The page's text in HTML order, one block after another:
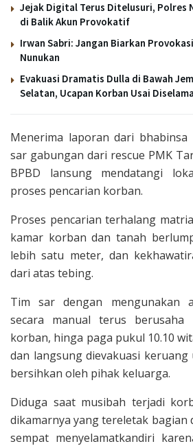
Jejak Digital Terus Ditelusuri, Polres
di Balik Akun Provokatif
Irwan Sabri: Jangan Biarkan
Nunukan
Evakuasi Dramatis Dulla di Bawah
Selatan, Ucapan Korban Usai
Menerima laporan dari
sar gabungan dari rescue PMK
BPBD lansung mendatangi
proses pencarian korban.
Proses pencarian terhalang
kamar korban dan tanah
lebih satu meter, dan
dari atas tebing.
Tim sar dengan mengunakan
secara manual terus berusaha
korban, hinga paga pukul 10.10
dan langsung dievakuasi
bersihkan oleh pihak keluarga.
Diduga saat musibah terjadi
dikamarnya yang tereletak bagian
sempat menyelamatkandiri